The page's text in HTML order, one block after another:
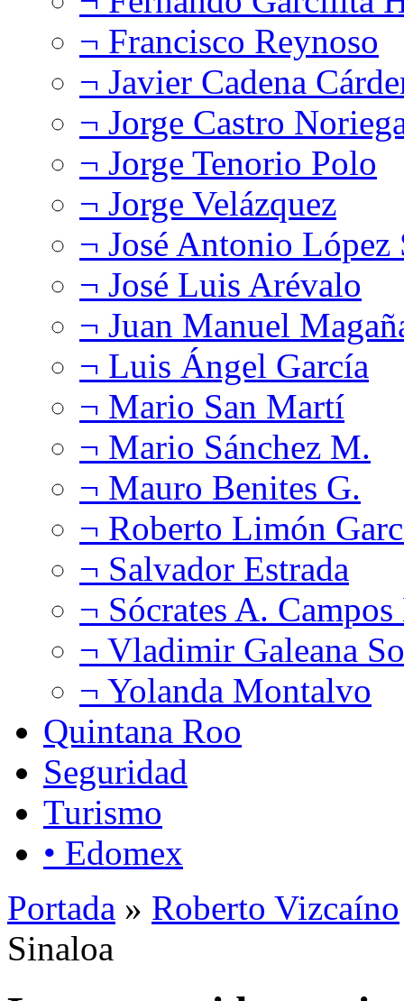
¬ Francisco Reynoso
¬ Javier Cadena
¬ Jorge Castro
¬ Jorge Tenorio Polo
¬ Jorge Velázquez
¬ José Antonio López
¬ José Luis Arévalo
¬ Juan Manuel
¬ Luis Ángel García
¬ Mario San Martí
¬ Mario Sánchez M.
¬ Mauro Benites G.
¬ Roberto Limón
¬ Salvador Estrada
¬ Sócrates A.
¬ Vladimir Galeana
¬ Yolanda Montalvo
Quintana Roo
Seguridad
Turismo
• Edomex
Portada » Roberto Vizcaíno
Sinaloa